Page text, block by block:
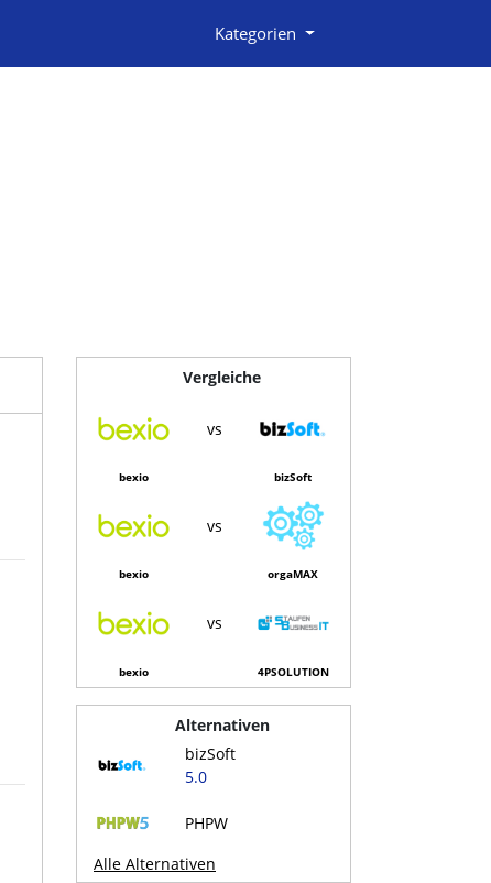
Kategorien
Vergleiche
vs
bexio bizSoft
vs
bexio orgaMAX
vs
bexio 4PSOLUTION
Alternativen
bizSoft
5.0
PHPW
Alle Alternativen